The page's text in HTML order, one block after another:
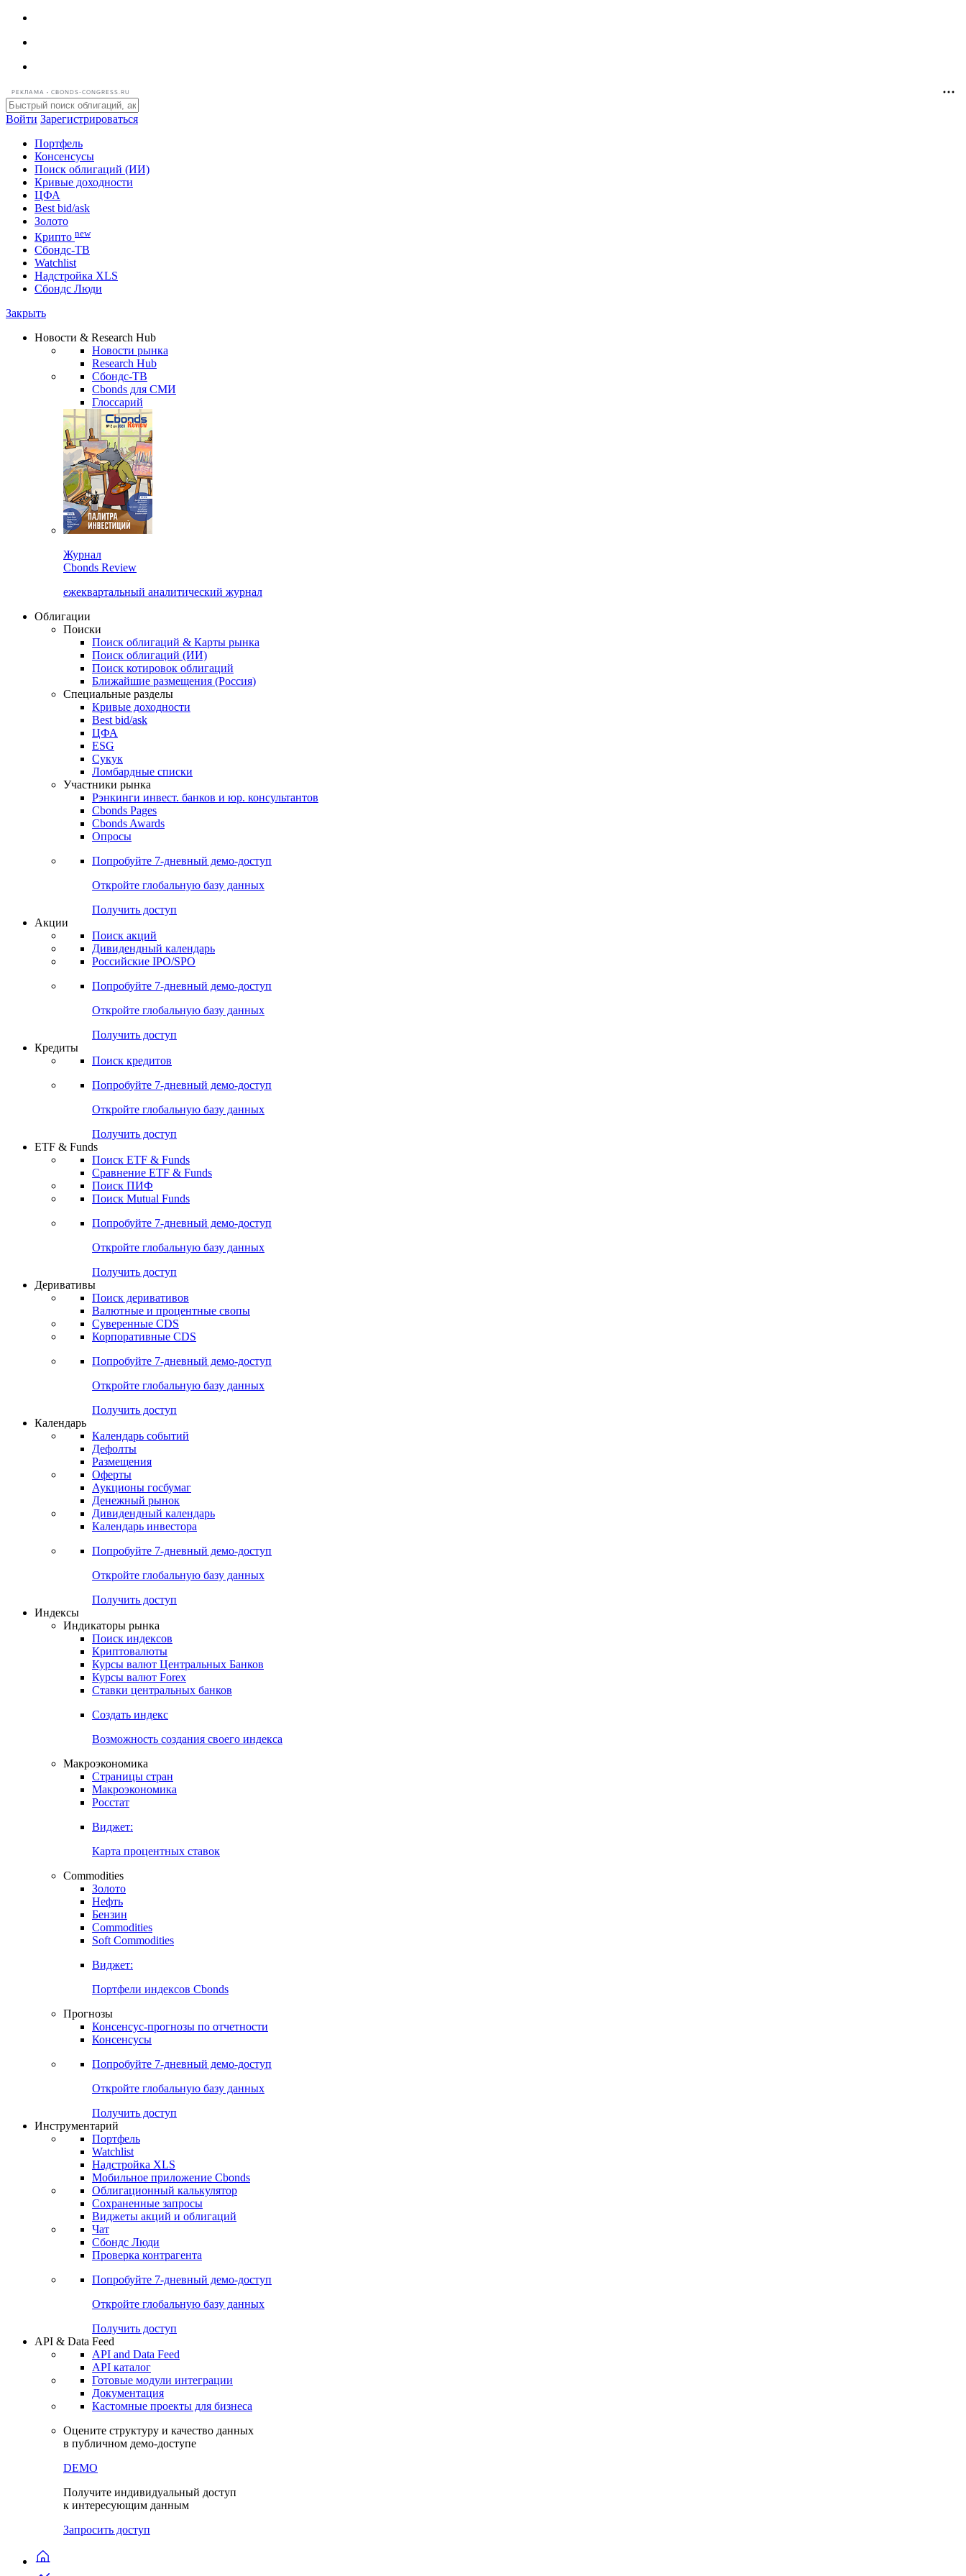
РЕКЛАМА • CBONDS-CONGRESS.RU
Войти Зарегистрироваться
Портфель
Консенсусы
Поиск облигаций (ИИ)
Кривые доходности
ЦФА
Best bid/ask
Золото
Криптоnew
Сбондс-ТВ
Надстройка XLS
Сбондс Люди
Новости & Research Hub
Новости рынка
Research Hub
Сбондс-ТВ
Cbonds для СМИ
Глоссарий
Журнал
Cbonds Review
ежеквартальный аналитический журнал
Облигации
Поиски
Поиск облигаций & Карты рынка
Поиск облигаций (ИИ)
Поиск котировок облигаций
Ближайшие размещения (Россия)
Специальные разделы
Кривые доходности
Best bid/ask
ЦФА
ESG
Сукук
Ломбардные списки
Участники рынка
Рэнкинги инвест. банков и юр. консультантов
Cbonds Pages
Cbonds Awards
Опросы
Попробуйте7-дневный
Откройте глобальную базу данных
Получить доступ
Акции
Поиск акций
Дивидендный календарь
Российские IPO/SPO
Попробуйте7-дневный
Откройте глобальную базу данных
Получить доступ
Кредиты
Поиск кредитов
Попробуйте7-дневный
Откройте глобальную базу данных
Получить доступ
ETF & Funds
Поиск ETF & Funds
Сравнение ETF & Funds
Поиск ПИФ
Поиск Mutual Funds
Попробуйте7-дневный
Откройте глобальную базу данных
Получить доступ
Деривативы
Поиск деривативов
Валютные и процентные свопы
Суверенные CDS
Корпоративные CDS
Попробуйте7-дневный
Откройте глобальную базу данных
Получить доступ
Календарь
Календарь событий
Дефолты
Размещения
Оферты
Аукционы госбумаг
Денежный рынок
Дивидендный календарь
Календарь инвестора
Попробуйте7-дневный
Получить доступ
Индикаторы рынка
Поиск индексов
Криптовалюты
Курсы валют Центральных Банков
Курсы валют Forex
Ставки центральных банков
Создать индекс
Возможность создания своего индекса
Макроэкономика
Страницы стран
Макроэкономика
Росстат
Виджет:
Карта процентных ставок
Commodities
Золото
Нефть
Бензин
Commodities
Soft Commodities
Виджет:
Портфели индексов Cbonds
Прогнозы
Консенсус-прогнозы по отчетности
Консенсусы
Попробуйте7-дневный
Откройте глобальную базу данных
Получить доступ
Инструментарий
Портфель
Watchlist
Надстройка XLS
Мобильное приложение Cbonds
Облигационный калькулятор
Сохраненные запросы
Виджеты акций и облигаций
Чат
Сбондс Люди
Проверка контрагента
Попробуйте7-дневный
Откройте глобальную базу данных
Получить доступ
API & Data Feed
API and Data Feed
API каталог
Документация
Кастомные проекты для бизнеса
Оцените структуру и качество данных
в публичном демо-доступе
DEMO
Получите индивидуальный доступ